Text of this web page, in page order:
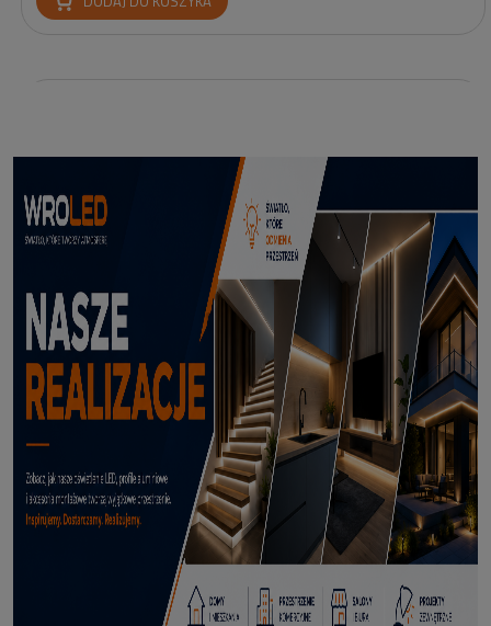
Profil led Profil LED P6-2 ½ biały 3m
70,50 zł
DODAJ DO KOSZYKA